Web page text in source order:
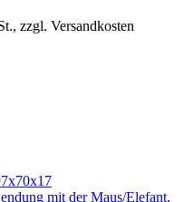
zzgl. Versandkosten
mit der Maus/Elefant,